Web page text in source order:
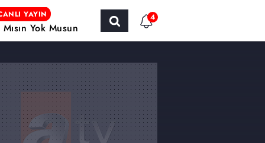
YAYIN
Yok Musun
4